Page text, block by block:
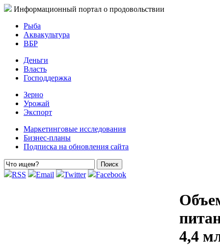
Информационный портал о продовольствии
Рыба
Аквакультура
ВБР
Деньги
Власть
Господдержка
Зерно
Урожай
Экспорт
Маркетинговые исследования
Бизнес-планы
Подписка на обновления сайта
RSS Email Twitter Facebook
4,4